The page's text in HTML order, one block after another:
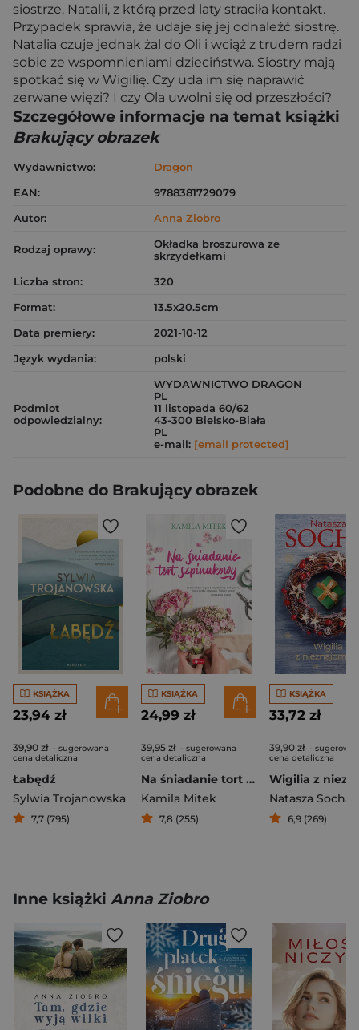
siostrze, Natalii, z którą przed laty straciła kontakt.
Przypadek sprawia, że udaje się jej odnaleźć siostrę.
Natalia czuje jednak żal do Oli i wciąż z trudem radzi
sobie ze wspomnieniami dzieciństwa. Siostry mają
spotkać się w Wigilię. Czy uda im się naprawić
zerwane więzi? I czy Ola uwolni się od przeszłości?
Szczegółowe informacje na temat książki
Brakujący obrazek
Wydawnictwo:
Dragon
EAN:
9788381729079
Autor:
Anna Ziobro
Rodzaj oprawy:
Okładka broszurowa ze
skrzydełkami
Liczba stron:
320
Format:
13.5x20.5cm
Data premiery:
2021-10-12
Język wydania:
polski
Podmiot
odpowiedzialny:
WYDAWNICTWO DRAGON
PL
11 listopada 60/62
43-300 Bielsko-Biała
PL
e-mail: [email protected]
Podobne do Brakujący obrazek
KSIĄŻKA
23,94 zł
39,90 zł - sugerowana
cena detaliczna
Łabędź
Sylwia Trojanowska
7,7 (795)
KSIĄŻKA
24,99 zł
39,95 zł - sugerowana
cena detaliczna
Na śniadanie tort szpinakowy
Kamila Mitek
7,8 (255)
KSIĄŻKA
33,72 zł
39,90 zł -
cena detaliczna
Natasza Socha
6,9 (269)
Inne książki Anna Ziobro